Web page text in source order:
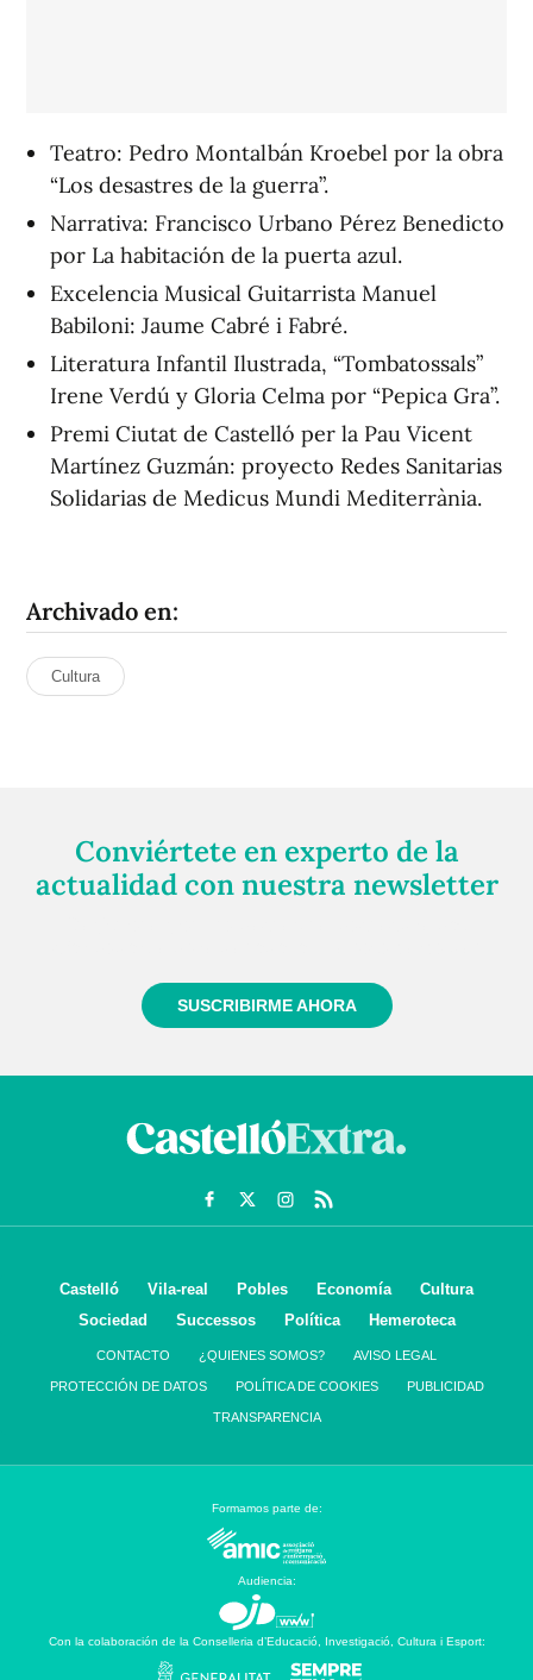
Teatro: Pedro Montalbán Kroebel por la obra
“Los desastres de la guerra”.
Narrativa: Francisco Urbano Pérez Benedicto
por La habitación de la puerta azul.
Excelencia Musical Guitarrista Manuel
Babiloni: Jaume Cabré i Fabré.
Literatura Infantil Ilustrada, “Tombatossals”
Irene Verdú y Gloria Celma por “Pepica Gra”.
Premi Ciutat de Castelló per la Pau Vicent
Martínez Guzmán: proyecto Redes Sanitarias
Solidarias de Medicus Mundi Mediterrània.
Archivado en:
Cultura
Conviértete en experto de la
actualidad con nuestra newsletter
SUSCRIBIRME AHORA
Castelló Vila-real Pobles Economía
Cultura
Sociedad
Successos Política Hemeroteca
CONTACTO ¿QUIENES SOMOS? AVISO LEGAL
PROTECCIÓN DE DATOS POLÍTICA DE COOKIES PUBLICIDAD
TRANSPARENCIA
Formamos parte de:
Audiencia:
Con la colaboración de la Conselleria d’Educació, Investigació, Cultura i Esport: